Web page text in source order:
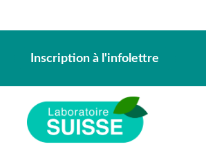
Inscription à l'infolettre